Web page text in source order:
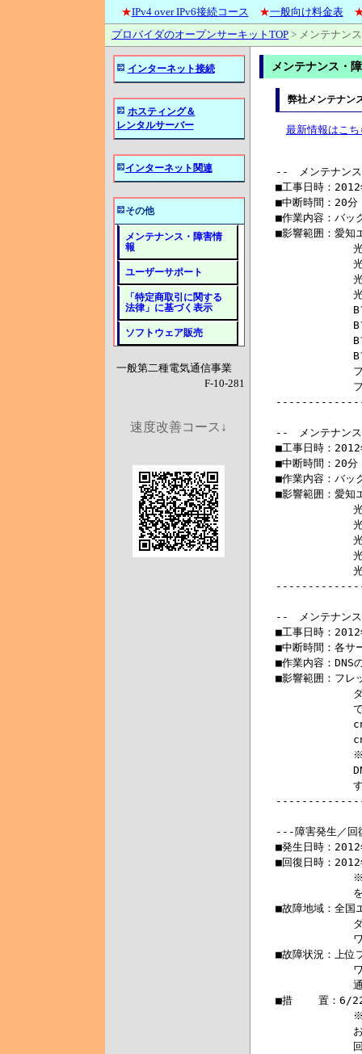
★IPv4 over IPv6接続コース ★一般向け料金表
プロバイダのオープンサーキットTOP > メンテナン
メンテナンス・
弊社メンテナン
最新情報はこ
インターネット接続
ホスティング＆
レンタルサーバー
インターネット関連
その他
メンテナンス・障害情
報
ユーザーサポート
「特定商取引に関する
法律」に基づく表示
ソフトウェア販売
一般第二種電気通信事業
F-10-281
速度改善コース↓